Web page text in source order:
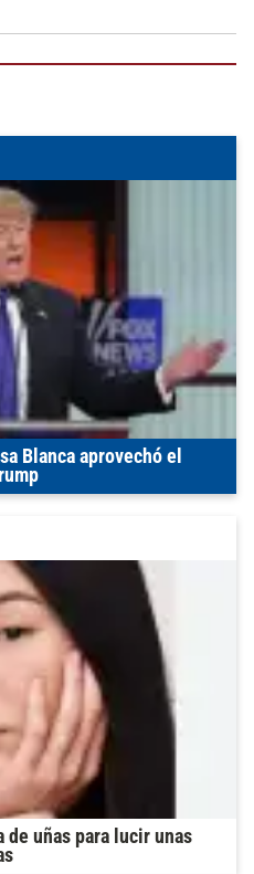
Blanca aprovechó el
uñas para lucir unas